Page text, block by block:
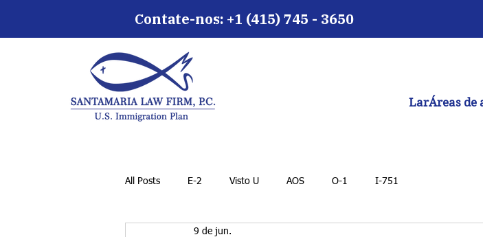
Contate-nos: +1 (415) 745 - 3650
LarÁreas de
All Posts E-2 Visto U AOS O-1 I-751
9 de jun.